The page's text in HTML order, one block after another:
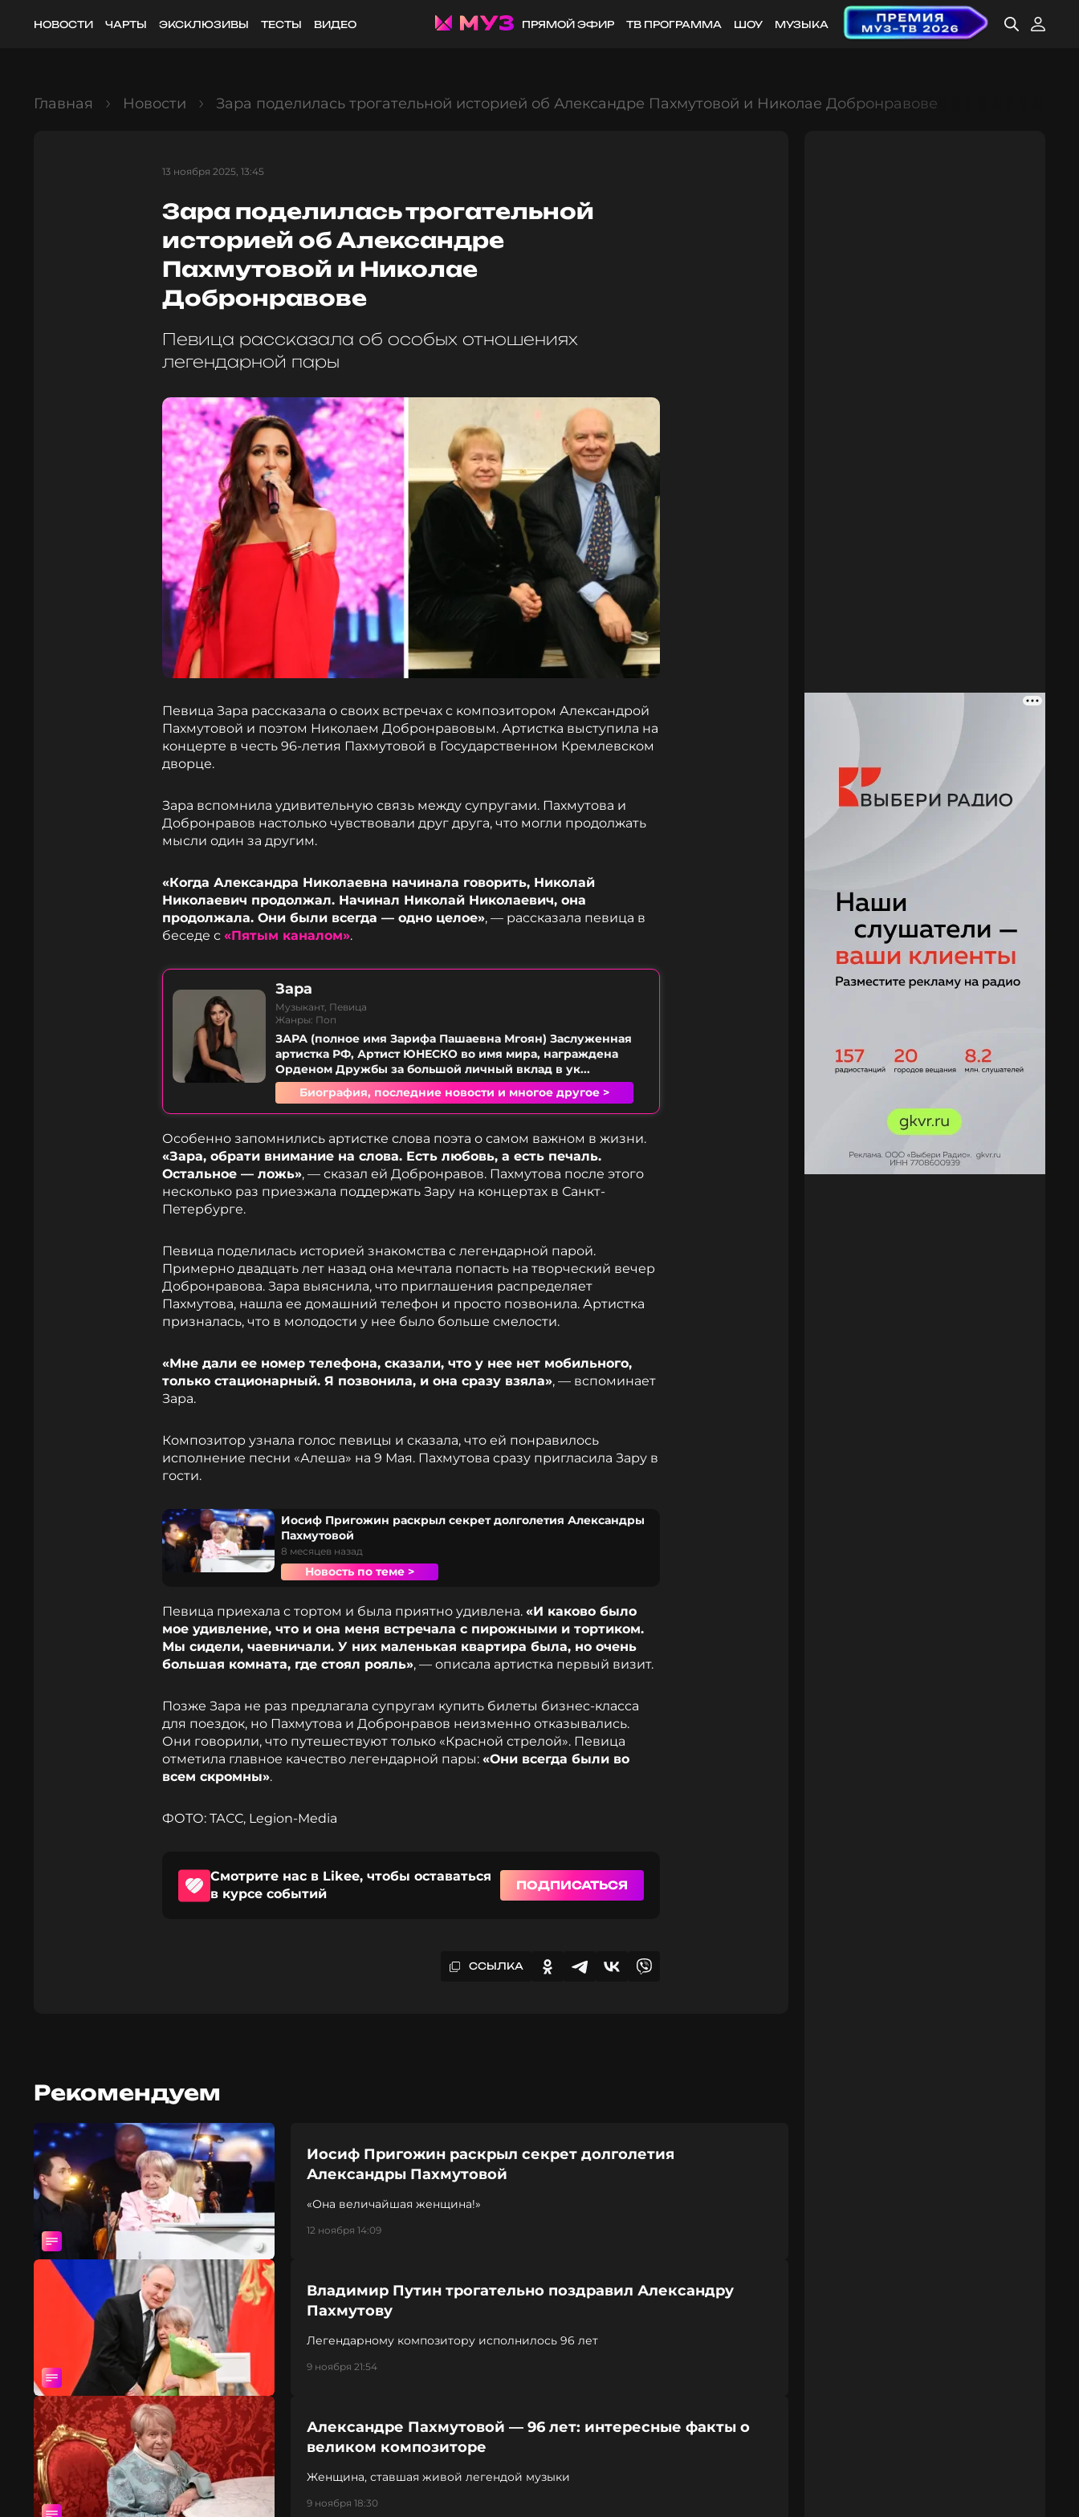
НОВОСТИ ЧАРТЫ ЭКСКЛЮЗИВЫ ТЕСТЫ ВИДЕО ПРЯМОЙ ЭФИР ТВ ПРОГРАММА ШОУ МУЗЫКА
Главная Новости Зара поделилась трогательной историей об Александре Пахмутовой и Николае Добронравове
13 ноября 2025, 13:45
Зара поделилась трогательной
историей об Александре
Пахмутовой и Николае
Добронравове
Певица рассказала об особых отношениях
легендарной пары
Певица Зара рассказала о своих встречах с композитором Александрой
Пахмутовой и поэтом Николаем Добронравовым. Артистка выступила на
концерте в честь 96-летия Пахмутовой в Государственном Кремлевском
дворце.
Зара вспомнила удивительную связь между супругами. Пахмутова и
Добронравов настолько чувствовали друг друга, что могли продолжать
мысли один за другим.
«Когда Александра Николаевна начинала говорить, Николай
Николаевич продолжал. Начинал Николай Николаевич, она
продолжала. Они были всегда — одно целое», — рассказала певица в
беседе с «Пятым каналом».
Зара
Музыкант, Певица
Жанры: Поп
ЗАРА (полное имя Зарифа Пашаевна Мгоян) Заслуженная
артистка РФ, Артист ЮНЕСКО во имя мира, награждена
Орденом Дружбы за большой личный вклад в ук...
Биография, последние новости и многое другое >
Особенно запомнились артистке слова поэта о самом важном в жизни.
«Зара, обрати внимание на слова. Есть любовь, а есть печаль.
Остальное — ложь», — сказал ей Добронравов. Пахмутова после этого
несколько раз приезжала поддержать Зару на концертах в Санкт-
Петербурге.
Певица поделилась историей знакомства с легендарной парой.
Примерно двадцать лет назад она мечтала попасть на творческий вечер
Добронравова. Зара выяснила, что приглашения распределяет
Пахмутова, нашла ее домашний телефон и просто позвонила. Артистка
призналась, что в молодости у нее было больше смелости.
«Мне дали ее номер телефона, сказали, что у нее нет мобильного,
только стационарный. Я позвонила, и она сразу взяла», — вспоминает
Зара.
Композитор узнала голос певицы и сказала, что ей понравилось
исполнение песни «Алеша» на 9 Мая. Пахмутова сразу пригласила Зару в
гости.
Иосиф Пригожин раскрыл секрет долголетия Александры
Пахмутовой
8 месяцев назад
Новость по теме >
Певица приехала с тортом и была приятно удивлена. «И каково было
мое удивление, что и она меня встречала с пирожными и тортиком.
Мы сидели, чаевничали. У них маленькая квартира была, но очень
большая комната, где стоял рояль», — описала артистка первый визит.
Позже Зара не раз предлагала супругам купить билеты бизнес-класса
для поездок, но Пахмутова и Добронравов неизменно отказывались.
Они говорили, что путешествуют только «Красной стрелой». Певица
отметила главное качество легендарной пары: «Они всегда были во
всем скромны».
ФОТО: ТАСС, Legion-Media
Смотрите нас в Likee, чтобы оставаться
в курсе событий
ПОДПИСАТЬСЯ
ССЫЛКА
Рекомендуем
Иосиф Пригожин раскрыл секрет долголетия
Александры Пахмутовой
«Она величайшая женщина!»
12 ноября 14:09
Владимир Путин трогательно поздравил Александру
Пахмутову
Легендарному композитору исполнилось 96 лет
9 ноября 21:54
Александре Пахмутовой — 96 лет: интересные факты о
великом композиторе
Женщина, ставшая живой легендой музыки
9 ноября 18:30